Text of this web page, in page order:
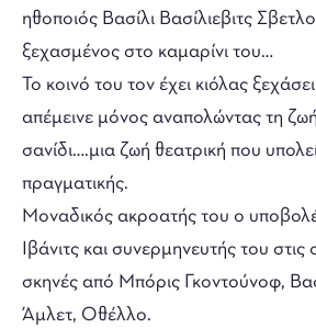
ηθοποιός Βασίλι Βασίλιεβιτς
ξεχασμένος στο καμαρίνι του…
Το κοινό του τον έχει κιόλας
απέμεινε μόνος αναπολώντας τη
σανίδι….μια ζωή θεατρική που
πραγματικής.
Μοναδικός ακροατής του ο
Ιβάνιτς και συνερμηνευτής του στις
σκηνές από Μπόρις Γκοντούνοφ,
Άμλετ, Οθέλλο.